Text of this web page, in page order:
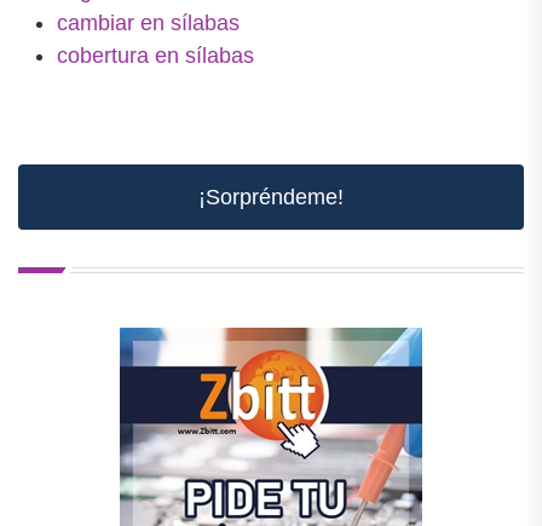
cambiar en sílabas
cobertura en sílabas
¡Sorpréndeme!